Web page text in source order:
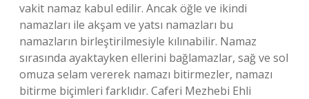
vakit namaz kabul edilir. Ancak öğle ve ikindi
namazları ile akşam ve yatsı namazları bu
namazların birleştirilmesiyle kılınabilir. Namaz
sırasında ayaktayken ellerini bağlamazlar, sağ ve sol
omuza selam vererek namazı bitirmezler, namazı
bitirme biçimleri farklıdır. Caferi Mezhebi Ehli